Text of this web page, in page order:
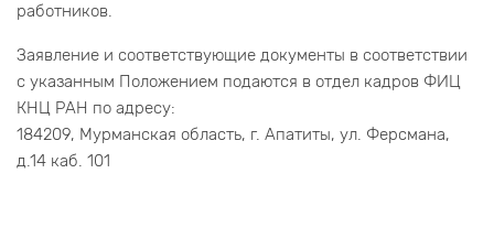
работников.
Заявление и соответствующие документы в соответствии
с указанным Положением подаются в отдел кадров ФИЦ
КНЦ РАН по адресу:
184209, Мурманская область, г. Апатиты, ул. Ферсмана,
д.14 каб. 101